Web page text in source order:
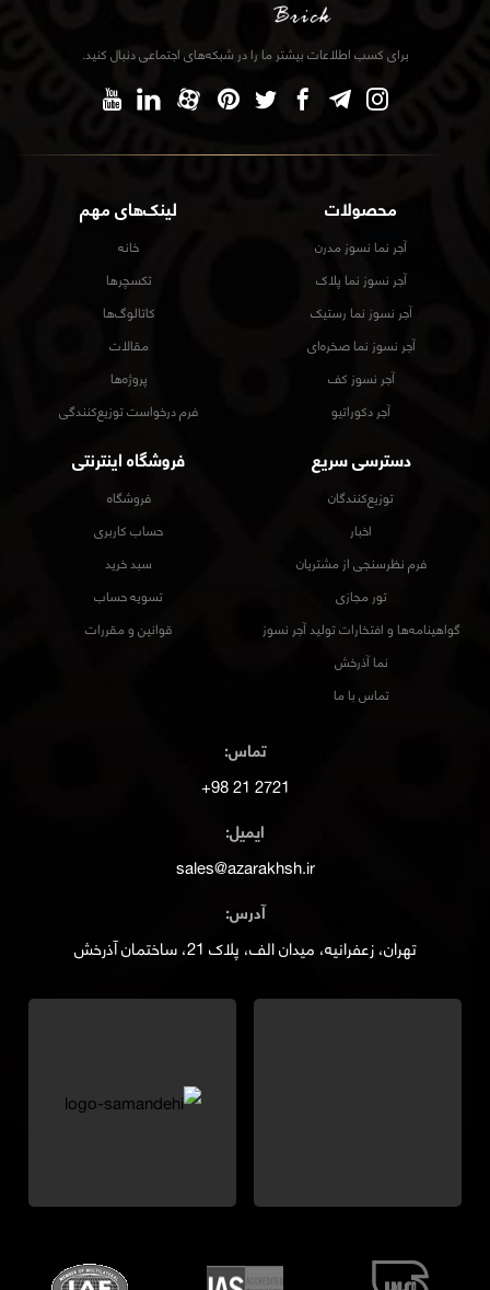
محصولات
آجر نما نسوز مدرن
آجر نسوز نما پلاک
آجر نسوز نما رستیک
آجر نسوز نما صخره‌ای
آجر نسوز کف
آجر دکوراتیو
لینک‌های مهم
خانه
تکسچرها
کاتالوگ‌ها
مقالات
پروژه‌ها
فرم درخواست توزیع‌کنندگی
برای کسب اطلاعات بیشتر ما را در شبکه‌های اجتماعی دنبال کنید.
دسترسی سریع
توزیع‌کنندگان
اخبار
فرم نظرسنجی از مشتریان
تور مجازی
گواهینامه‌ها و افتخارات تولید آجر نسوز
نما آذرخش
تماس با ما
فروشگاه اینترنتی
فروشگاه
حساب کاربری
سبد خرید
تسویه حساب
قوانین و مقررات
تماس:
2721 21 98+
ایمیل:
sales@azarakhsh.ir
آدرس:
تهران، زعفرانیه، میدان الف، پلاک 21، ساختمان آذرخش